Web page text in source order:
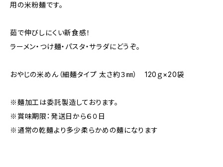
用の米粉麺です。
茹で伸びしにくい新食感！
ラーメン・つけ麺・パスタ・サラダにどうぞ。
おやじの米めん（細麺タイプ 太さ約３㎜） 120ｇ×20袋
※麺加工は委託製造しております。
※賞味期限：発送日から６０日
※通常の乾麺より多少柔らかめの麺になります